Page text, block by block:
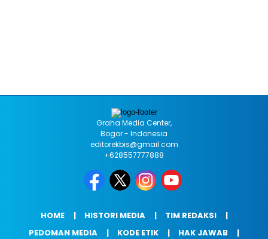
Graha Media Center,
Bogor - Indonesia
editorekbis@gmail.com
+628557777888
HOME HISTORI MEDIA
TIM REDAKSI
PEDOMAN MEDIA
KODE ETIK HAK JAWAB